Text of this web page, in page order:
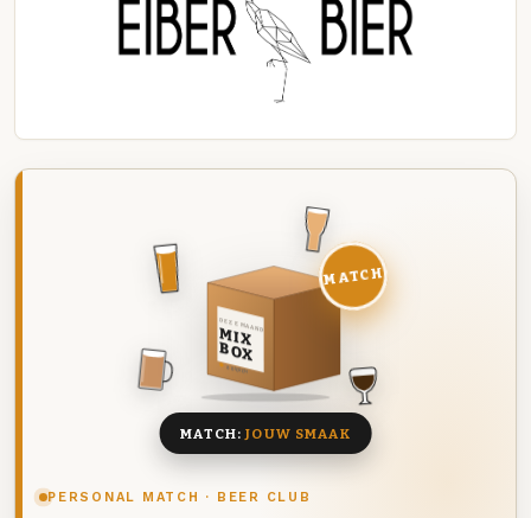
PERSONAL MATCH · BEER CLUB
DEZE MAAND
MIX
BOX
8 BIEREN
MATCH
MATCH:JOUW SMAAK